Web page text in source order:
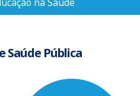
na Saúde
Saúde Pública